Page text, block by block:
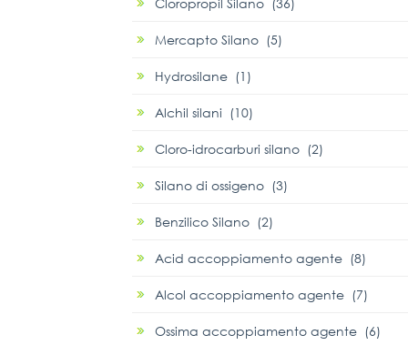
Mercapto Silano (5)
Hydrosilane (1)
Alchil silani (10)
Cloro-idrocarburi silano (2)
Silano di ossigeno (3)
Benzilico Silano (2)
Acid accoppiamento agente (8)
Alcol accoppiamento agente (7)
Ossima accoppiamento agente (6)